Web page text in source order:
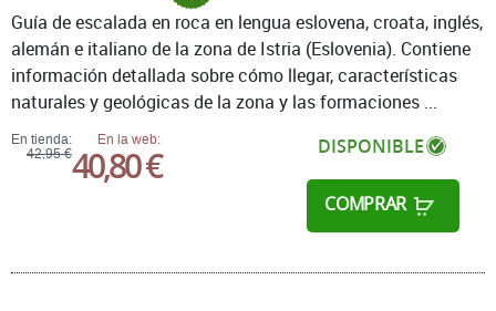
En tienda:
42,95 €
En la web:
40,80 € DISPONIBLE
COMPRAR
Guía de escalada en roca en lengua eslovena, croata, inglés,
alemán e italiano de la zona de Istria (Eslovenia). Contiene
información detallada sobre cómo llegar, características
naturales y geológicas de la zona y las formaciones ...